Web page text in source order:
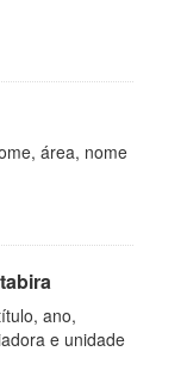
área, nome
ano,
e unidade